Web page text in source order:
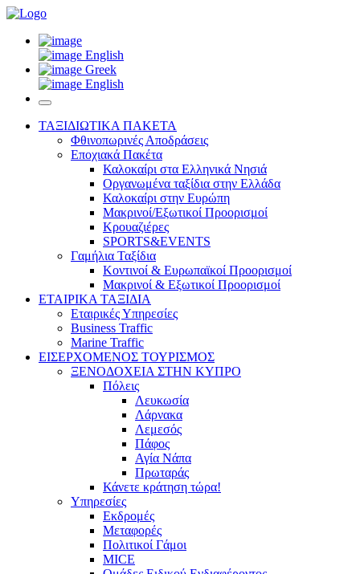
English
Greek
English
ΤΑΞΙΔΙΩΤΙΚΑ ΠΑΚΕΤΑ
Φθινοπωρινές Αποδράσεις
Εποχιακά Πακέτα
Καλοκαίρι στα Ελληνικά Νησιά
Οργανωμένα ταξίδια στην Ελλάδα
Καλοκαίρι στην Ευρώπη
Μακρινοί/Εξωτικοί Προορισμοί
Κρουαζιέρες
SPORTS&EVENTS
Γαμήλια Ταξίδια
Κοντινοί & Ευρωπαϊκοί Προορισμοί
Μακρινοί & Εξωτικοί Προορισμοί
ΕΤΑΙΡΙΚΑ ΤΑΞΙΔΙΑ
Εταιρικές Υπηρεσίες
Business Traffic
Marine Traffic
ΕΙΣΕΡΧΟΜΕΝΟΣ ΤΟΥΡΙΣΜΟΣ
ΞΕΝΟΔΟΧΕΙΑ ΣΤΗΝ ΚΥΠΡΟ
Πόλεις
Λευκωσία
Λάρνακα
Λεμεσός
Πάφος
Αγία Νάπα
Πρωταράς
Κάνετε κράτηση τώρα!
Υπηρεσίες
Εκδρομές
Μεταφορές
Πολιτικοί Γάμοι
MICE